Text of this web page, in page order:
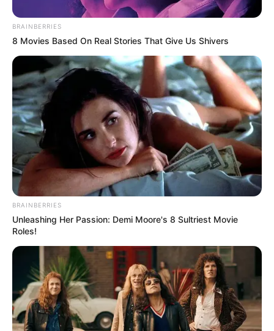
FACEBOOK ΑΡΈΣΕΙ
YOUTUBE ΕΓΓΡΑΦΕΊΤΕ
EMAIL ΑΚΟΛΟΥΘΉΣΤΕ
BRAINBERRIES
8 Movies Based On Real Stories That Give Us Shivers
BRAINBERRIES
Unleashing Her Passion: Demi Moore's 8 Sultriest Movie
Roles!